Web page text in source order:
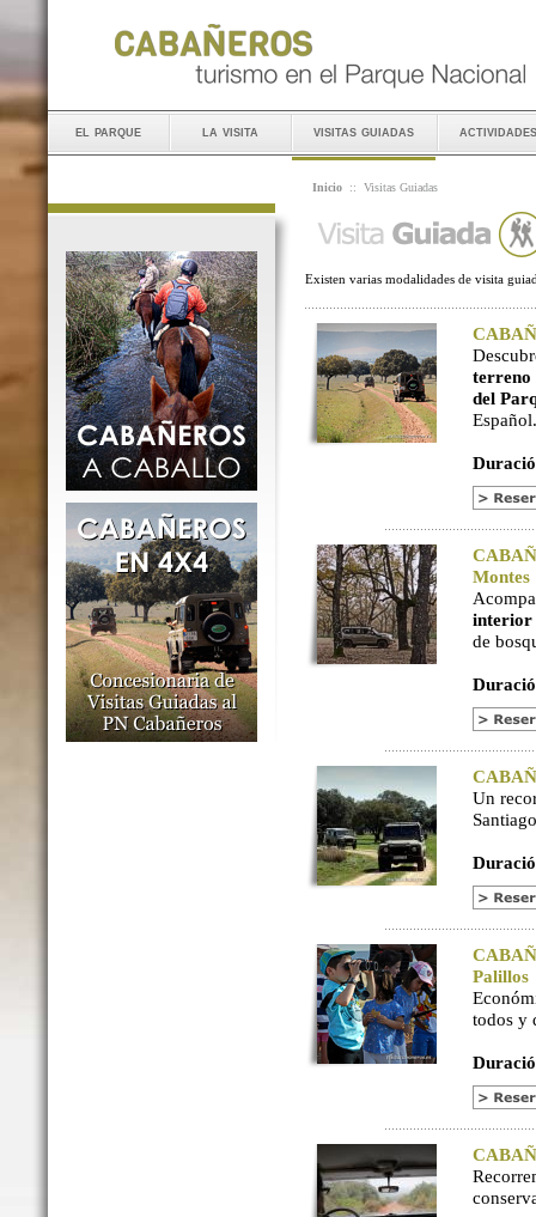
el parque la visita visitas guiadas actividades
Inicio :: Visitas Guiadas
Existen varias modalidades de visita
terreno
del
Español.
Montes
interior
de
Un
Palillos
todos y